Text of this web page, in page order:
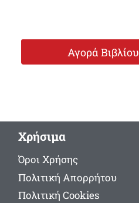
Αγορά Βιβλίου
Χρήσιμα
Όροι Χρήσης
Πολιτική Απορρήτου
Πολιτική Cookies